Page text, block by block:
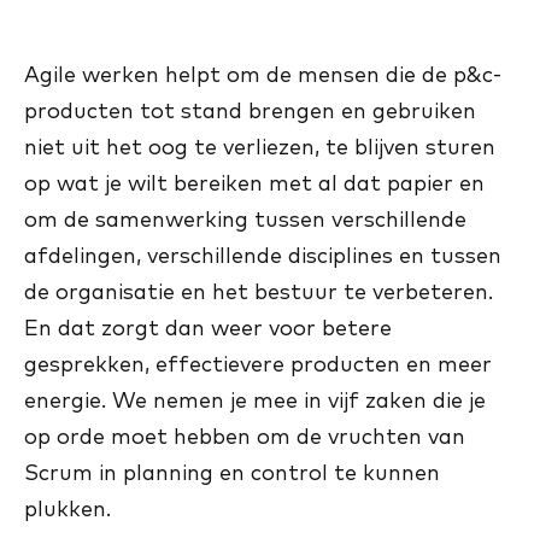
Agile werken helpt om de mensen die de p&c-
producten tot stand brengen en gebruiken
niet uit het oog te verliezen, te blijven sturen
op wat je wilt bereiken met al dat papier en
om de samenwerking tussen verschillende
afdelingen, verschillende disciplines en tussen
de organisatie en het bestuur te verbeteren.
En dat zorgt dan weer voor betere
gesprekken, effectievere producten en meer
energie. We nemen je mee in vijf zaken die je
op orde moet hebben om de vruchten van
Scrum in planning en control te kunnen
plukken.